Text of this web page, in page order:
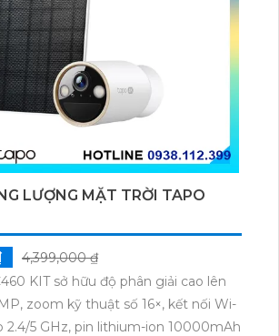
LƯỢNG MẶT TRỜI TAPO
4,399,000 ₫
KIT sở hữu độ phân giải cao lên
zoom kỹ thuật số 16×, kết nối Wi-
2.4/5 GHz, pin lithium-ion 10000mAh